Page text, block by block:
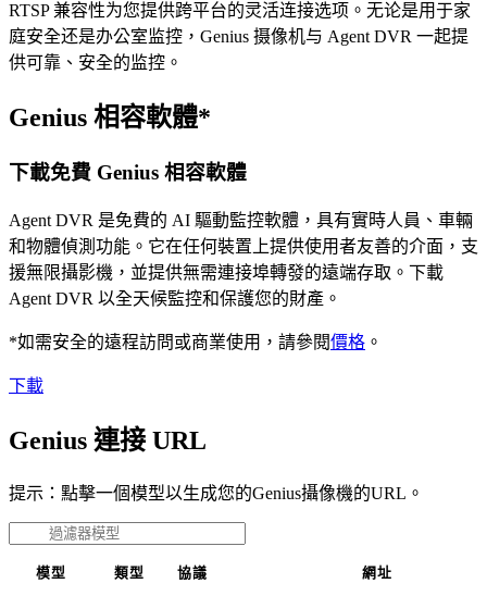
RTSP 兼容性为您提供跨平台的灵活连接选项。无论是用于家
庭安全还是办公室监控，Genius 摄像机与 Agent DVR 一起提
供可靠、安全的监控。
Genius 相容軟體*
下載免費 Genius 相容軟體
Agent DVR 是免費的 AI 驅動監控軟體，具有實時人員、車輛
和物體偵測功能。它在任何裝置上提供使用者友善的介面，支
援無限攝影機，並提供無需連接埠轉發的遠端存取。下載
Agent DVR 以全天候監控和保護您的財產。
*如需安全的遠程訪問或商業使用，請參閱價格 。
下載
Genius 連接 URL
提示：點擊一個模型以生成您的Genius攝像機的URL。
模型 類型 協議 網址